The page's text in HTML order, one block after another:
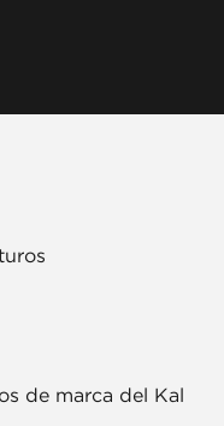
de marca del Kal